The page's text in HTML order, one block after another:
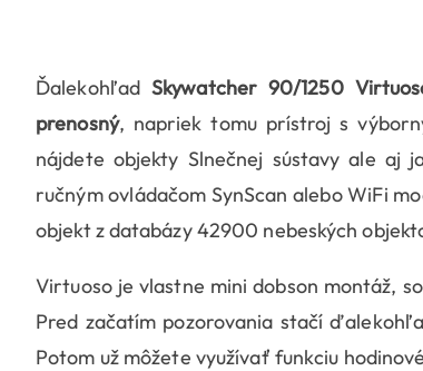
Ďalekohľad Skywatcher 90/1250
prenosný, napriek tomu prístroj s
nájdete objekty Slnečnej sústavy ale aj
ručným ovládačom SynScan alebo WiFi
objekt z databázy 42900 nebeských
Virtuoso je vlastne mini dobson montáž,
Pred začatím pozorovania stačí
Potom už môžete využívať funkciu